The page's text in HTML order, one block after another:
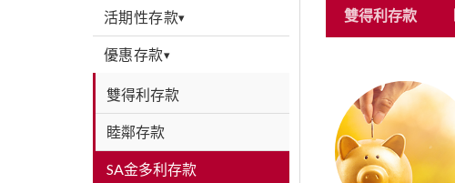
活期性存款▾
優惠存款▾
雙得利存款
睦鄰存款
SA金多利存款
雙得利存款